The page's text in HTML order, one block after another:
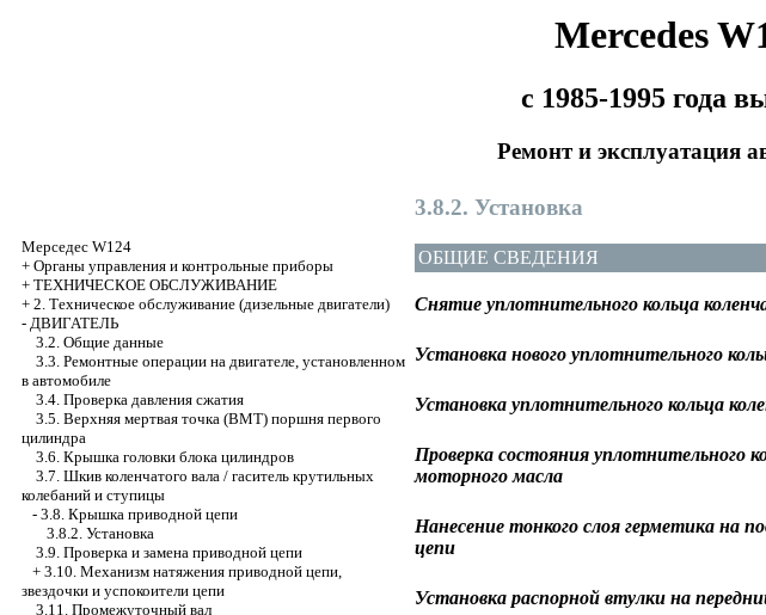
Mercedes
с 1985-1995 года
Ремонт и эксплуатация
Мерседес W124
+ Органы управления и контрольные приборы
+ ТЕХНИЧЕСКОЕ ОБСЛУЖИВАНИЕ
+ 2. Техническое обслуживание (дизельные двигатели)
- ДВИГАТЕЛЬ
3.2. Общие данные
3.3. Ремонтные операции на двигателе, установленном
в автомобиле
3.4. Проверка давления сжатия
3.5. Верхняя мертвая точка (ВМТ) поршня первого
цилиндра
3.6. Крышка головки блока цилиндров
3.7. Шкив коленчатого вала / гаситель крутильных
колебаний и ступицы
- 3.8. Крышка приводной цепи
3.8.2. Установка
3.9. Проверка и замена приводной цепи
+ 3.10. Механизм натяжения приводной цепи,
звездочки и успокоители цепи
3.11. Промежуточный вал
3.8.2. Установка
ОБЩИЕ СВЕДЕНИЯ
Снятие уплотнительного кольца
Установка нового уплотнительного
Установка уплотнительного кольца
Проверка состояния уплотнительного
моторного масла
Нанесение тонкого слоя герметика на
цепи
Установка распорной втулки на